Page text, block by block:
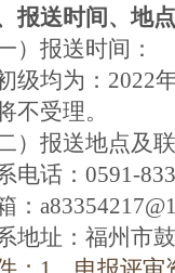
报送时间、地
）报送时间：
级均为：2022
不受理。
二）报送地点及
电话：0591-
：
地址：福州市